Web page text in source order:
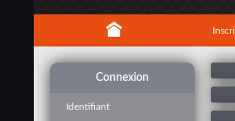
Connexion
Identifiant